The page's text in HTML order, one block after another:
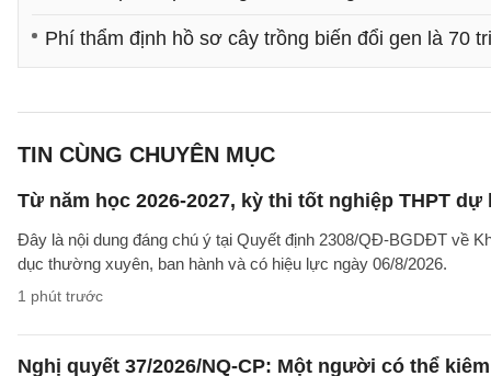
Phí thẩm định hồ sơ cây trồng biến đổi gen là 70
TIN CÙNG CHUYÊN MỤC
Từ năm học 2026-2027, kỳ thi tốt nghiệp THPT
Đây là nội dung đáng chú ý tại Quyết định 2308/QĐ-BGDĐT về
dục thường xuyên, ban hành và có hiệu lực ngày 06/8/2026.
1 phút trước
Nghị quyết 37/2026/NQ-CP: Một người có thể